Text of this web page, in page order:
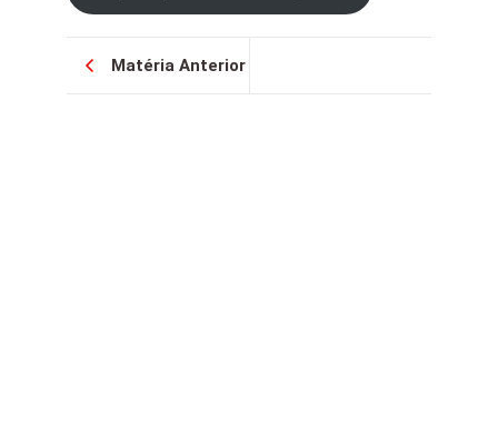
Matéria Anterior